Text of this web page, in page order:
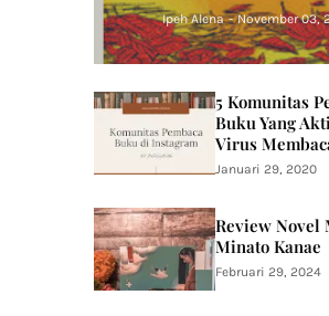
Ipeh Alena - November 03,
5 Komunitas
Buku Yang
Virus
Januari 29, 2020
Review Novel
Minato Kanae
Februari 29, 2024